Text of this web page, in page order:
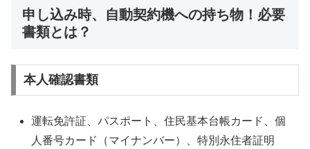
申し込み時、自動契約機への持ち物！必要
書類とは？
本人確認書類
運転免許証、パスポート、住民基本台帳カード、個
人番号カード（マイナンバー）、特別永住者証明